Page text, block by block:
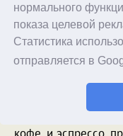
нормального
показа целевой
Статистика
отправляется в
Самый главный
тестировании этой
качества
помповых
создаваемого
вкусу не ощущаю
приготовленного